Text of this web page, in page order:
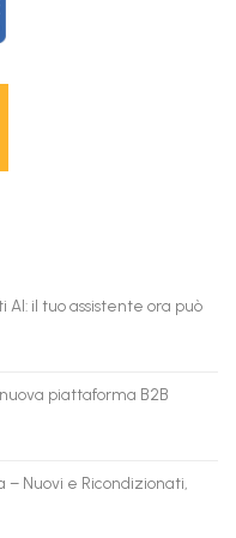
il tuo assistente ora può
piattaforma B2B
– Nuovi e Ricondizionati,